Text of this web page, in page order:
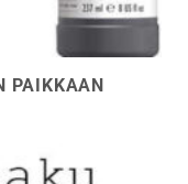
PAIKKAAN